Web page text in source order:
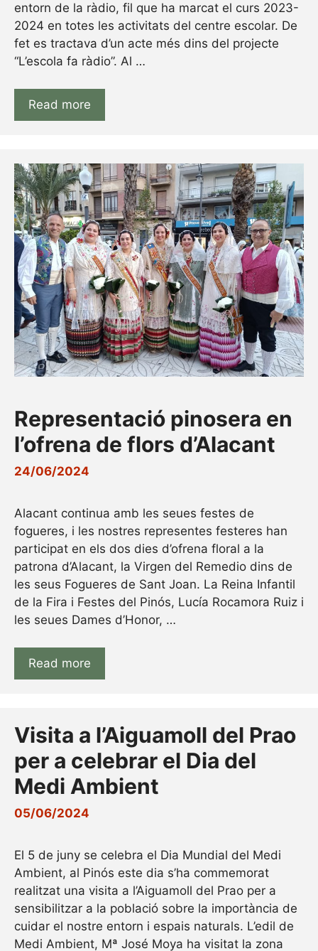
entorn de la ràdio, fil que ha marcat el curs 2023-
2024 en totes les activitats del centre escolar. De
fet es tractava d’un acte més dins del projecte
“L’escola fa ràdio”. Al …
Read more
Representació pinosera en
l’ofrena de flors d’Alacant
24/06/2024
Alacant continua amb les seues festes de
fogueres, i les nostres representes festeres han
participat en els dos dies d’ofrena floral a la
patrona d’Alacant, la Virgen del Remedio dins de
les seus Fogueres de Sant Joan. La Reina Infantil
de la Fira i Festes del Pinós, Lucía Rocamora Ruiz i
les seues Dames d’Honor, …
Read more
Visita a l’Aiguamoll del Prao
per a celebrar el Dia del
Medi Ambient
05/06/2024
El 5 de juny se celebra el Dia Mundial del Medi
Ambient, al Pinós este dia s’ha commemorat
realitzat una visita a l’Aiguamoll del Prao per a
sensibilitzar a la població sobre la importància de
cuidar el nostre entorn i espais naturals. L’edil de
Medi Ambient, Mª José Moya ha visitat la zona